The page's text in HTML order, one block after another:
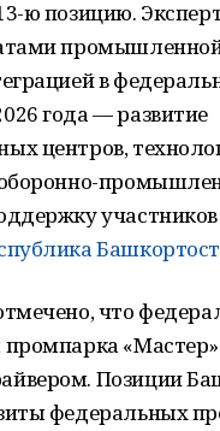
ю позицию.
в
года — развитие
центров,
оборонно-
что
Позиции
федеральных